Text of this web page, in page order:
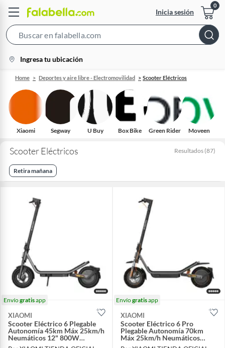
Inicia sesión
Bar
location-
icon
Ingresa tu ubicación
Home Deportes y aire libre - Electromovilidad Scooter Eléctricos
Xiaomi Segway U Buy Box Bike Green Rider Moveen
Scooter Eléctricos Resultados (87)
Retira mañana
Envíogratisapp
XIAOMI
Scooter Eléctrico 6 Plegable
Autonomía 45km Máx 25km/h
Neumáticos 12" 800W
Suspensión
Envíogratisapp
XIAOMI
Scooter Eléctrico 6 Pro
Plegable Autonomía 70km
Máx 25km/h Neumáticos
12"1000W Suspensión